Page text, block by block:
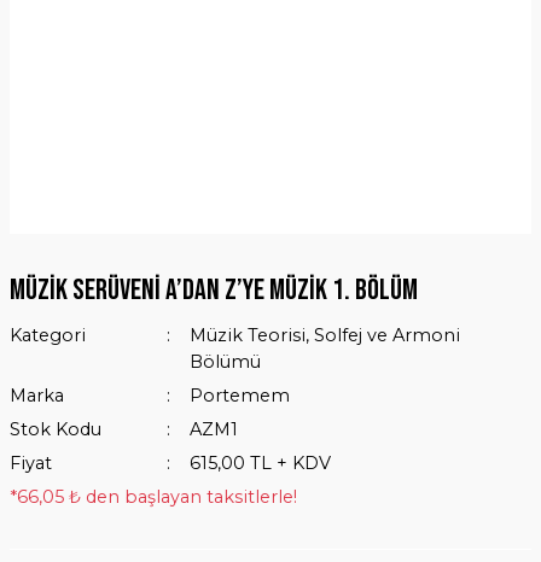
Müzik Serüveni A’dan Z’ye Müzik 1. Bölüm
Kategori
Müzik Teorisi, Solfej ve Armoni
Bölümü
Marka
Portemem
Stok Kodu
AZM1
Fiyat
615,00 TL + KDV
*66,05 ₺ den başlayan taksitlerle!